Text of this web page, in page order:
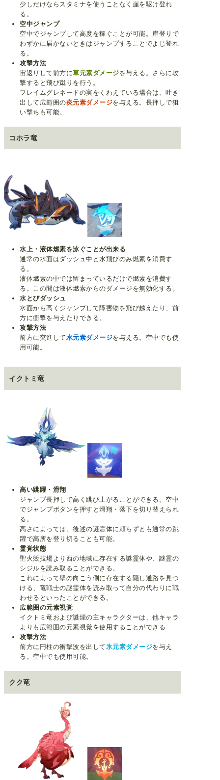
少しだけならスタミナを使うことなく崖を駆け登れ
る。
空中ジャンプ
空中でジャンプして高度を稼ぐことが可能。崖登りで
わずかに届かないときはジャンプすることでよじ登れ
る。
攻撃方法
宙返りして前方に草元素ダメージを与える。さらに攻
撃すると飛び蹴りを行う。
フレイムグレネードの実をくわえている場合は、吐き
出して広範囲の炎元素ダメージを与える。長押しで狙
い撃ちも可能。
コホラ竜
水上・液体燃素を泳ぐことが出来る
通常の水面はダッシュ中と水飛びのみ燃素を消費す
る。
液体燃素の中では留まっているだけで燃素を消費す
る。この間は液体燃素からのダメージを無効化する。
水とびダッシュ
水面から高くジャンプして障害物を飛び越えたり、前
方に衝撃を与えたりできる。
攻撃方法
前方に突進して水元素ダメージを与える。空中でも使
用可能。
イクトミ竜
高い跳躍・滑翔
ジャンプ長押しで高く跳び上がることができる。空中
でジャンプボタンを押すと滑翔・落下を切り替えられ
る。
高さによっては、後述の謎霊体に頼らずとも通常の跳
躍で高所を登り切ることも可能。
霊覚状態
聖火競技場より西の地域に存在する謎霊体や、謎霊の
シジルを読み取ることができる。
これによって壁の向こう側に存在する隠し通路を見つ
ける、竜戦士の謎霊体を読み取って自分の代わりに戦
わせるといったことができる。
広範囲の元素視覚
イクトミ竜および謎煙の主キャラクターは、他キャラ
よりも広範囲の元素視覚を使用することができる
攻撃方法
前方に円柱の衝撃波を出して 氷元素ダメージを与え
る。空中でも使用可能。
クク竜